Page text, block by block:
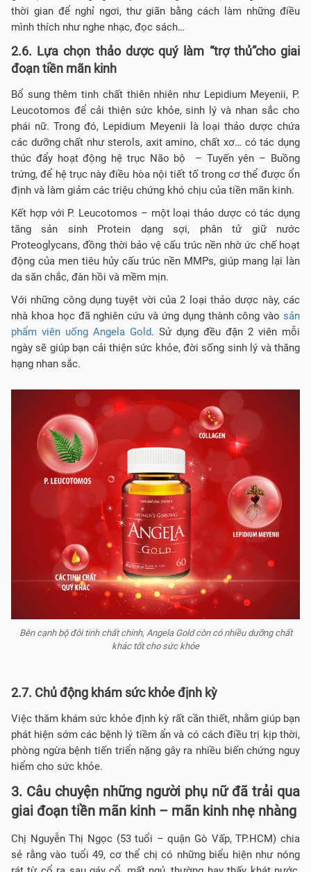
thời gian để nghỉ ngơi, thư giãn bằng cách làm những điều
mình thích như nghe nhạc, đọc sách…
2.6. Lựa chọn thảo dược quý làm “trợ thủ”cho giai
đoạn tiền mãn kinh
Bổ sung thêm tinh chất thiên nhiên như Lepidium Meyenii, P.
Leucotomos để cải thiện sức khỏe, sinh lý và nhan sắc cho
phái nữ. Trong đó, Lepidium Meyenii là loại thảo dược chứa
các dưỡng chất như sterols, axit amino, chất xơ… có tác dụng
thúc đẩy hoạt động hệ trục Não bộ – Tuyến yên – Buồng
trứng, để hệ trục này điều hòa nội tiết tố trong cơ thể được ổn
định và làm giảm các triệu chứng khó chịu của tiền mãn kinh.
Kết hợp với P. Leucotomos – một loại thảo dược có tác dụng
tăng sản sinh Protein dạng sợi, phân tử giữ nước
Proteoglycans, đồng thời bảo vệ cấu trúc nền nhờ ức chế hoạt
động của men tiêu hủy cấu trúc nền MMPs, giúp mang lại làn
da săn chắc, đàn hồi và mềm mịn.
Với những công dụng tuyệt vời của 2 loại thảo dược này, các
nhà khoa học đã nghiên cứu và ứng dụng thành công vào sản
phẩm viên uống Angela Gold. Sử dụng đều đặn 2 viên mỗi
ngày sẽ giúp bạn cải thiện sức khỏe, đời sống sinh lý và thăng
hạng nhan sắc.
Bên cạnh bộ đôi tinh chất chính, Angela Gold còn có nhiều dưỡng chất
khác tốt cho sức khỏe
2.7. Chủ động khám sức khỏe định kỳ
Việc thăm khám sức khỏe định kỳ rất cần thiết, nhằm giúp bạn
phát hiện sớm các bệnh lý tiềm ẩn và có cách điều trị kịp thời,
phòng ngừa bệnh tiến triển nặng gây ra nhiều biến chứng nguy
hiểm cho sức khỏe.
3. Câu chuyện những người phụ nữ đã trải qua
giai đoạn tiền mãn kinh – mãn kinh nhẹ nhàng
Chị Nguyễn Thị Ngọc (53 tuổi – quận Gò Vấp, TP.HCM) chia
sẻ rằng vào tuổi 49, cơ thể chị có những biểu hiện như nóng